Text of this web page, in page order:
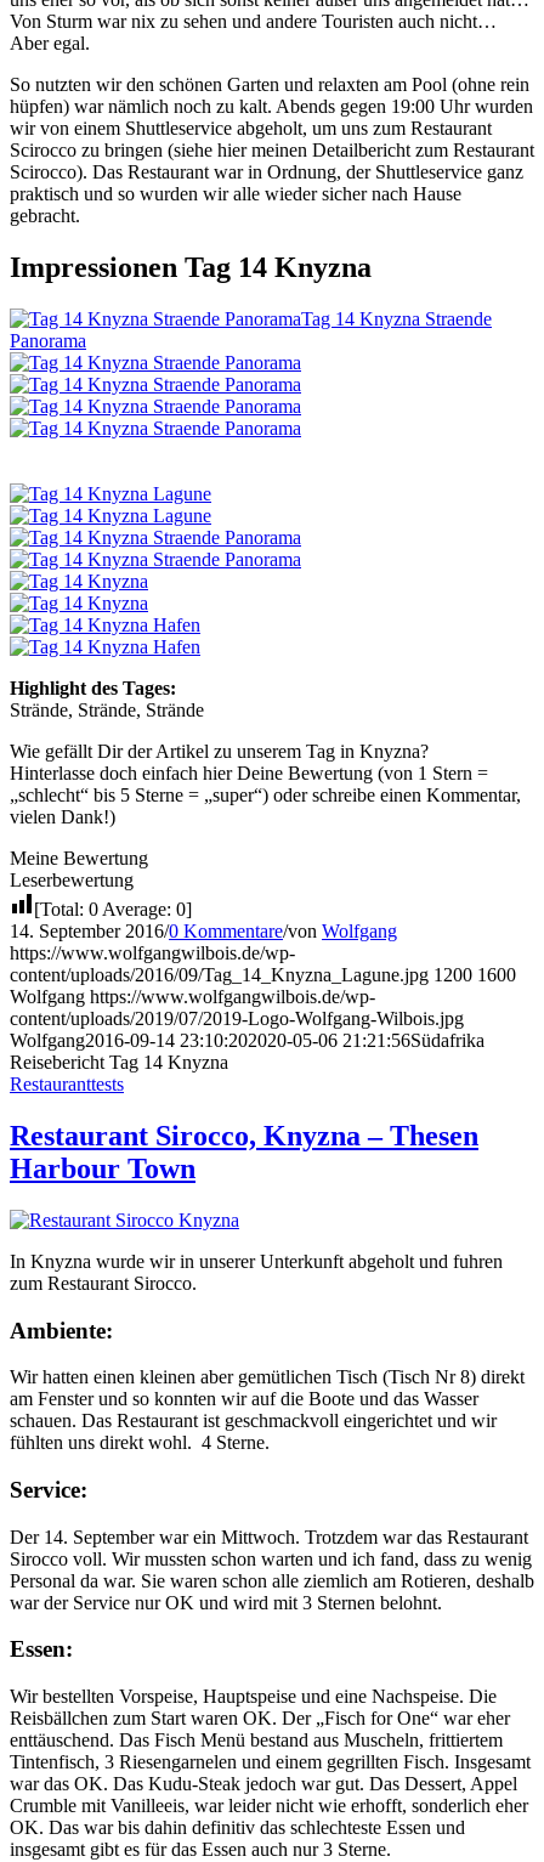
Von Sturm war nix zu sehen und andere Touristen auch nicht…
Aber egal.
So nutzten wir den schönen Garten und relaxten am Pool (ohne rein
hüpfen) war nämlich noch zu kalt. Abends gegen 19:00 Uhr wurden
wir von einem Shuttleservice abgeholt, um uns zum Restaurant
Scirocco zu bringen (siehe hier meinen Detailbericht zum Restaurant
Scirocco). Das Restaurant war in Ordnung, der Shuttleservice ganz
praktisch und so wurden wir alle wieder sicher nach Hause
gebracht.
Impressionen Tag 14 Knyzna
Tag 14 Knyzna Straende
Panorama
Highlight des Tages:
Strände, Strände, Strände
Wie gefällt Dir der Artikel zu unserem Tag in Knyzna?
Hinterlasse doch einfach hier Deine Bewertung (von 1 Stern =
„schlecht“ bis 5 Sterne = „super“) oder schreibe einen Kommentar,
vielen Dank!)
Meine Bewertung
Leserbewertung
[Total: 0 Average: 0]
14. September 2016/0 Kommentare/von Wolfgang
https://www.wolfgangwilbois.de/wp-
content/uploads/2016/09/Tag_14_Knyzna_Lagune.jpg 1200 1600
Wolfgang https://www.wolfgangwilbois.de/wp-
content/uploads/2019/07/2019-Logo-Wolfgang-Wilbois.jpg
Wolfgang2016-09-14 23:10:202020-05-06 21:21:56Südafrika
Reisebericht Tag 14 Knyzna
Restauranttests
Restaurant Sirocco, Knyzna – Thesen
Harbour Town
In Knyzna wurde wir in unserer Unterkunft abgeholt und fuhren
zum Restaurant Sirocco.
Ambiente:
Wir hatten einen kleinen aber gemütlichen Tisch (Tisch Nr 8) direkt
am Fenster und so konnten wir auf die Boote und das Wasser
schauen. Das Restaurant ist geschmackvoll eingerichtet und wir
fühlten uns direkt wohl. 4 Sterne.
Service:
Der 14. September war ein Mittwoch. Trotzdem war das Restaurant
Sirocco voll. Wir mussten schon warten und ich fand, dass zu wenig
Personal da war. Sie waren schon alle ziemlich am Rotieren, deshalb
war der Service nur OK und wird mit 3 Sternen belohnt.
Essen:
Wir bestellten Vorspeise, Hauptspeise und eine Nachspeise. Die
Reisbällchen zum Start waren OK. Der „Fisch for One“ war eher
enttäuschend. Das Fisch Menü bestand aus Muscheln, frittiertem
Tintenfisch, 3 Riesengarnelen und einem gegrillten Fisch. Insgesamt
war das OK. Das Kudu-Steak jedoch war gut. Das Dessert, Appel
Crumble mit Vanilleeis, war leider nicht wie erhofft, sonderlich eher
OK. Das war bis dahin definitiv das schlechteste Essen und
insgesamt gibt es für das Essen auch nur 3 Sterne.